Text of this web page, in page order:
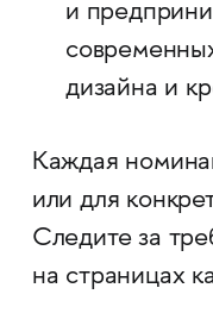
и
дизайна и
Каждая
или для
Следите за
на страницах